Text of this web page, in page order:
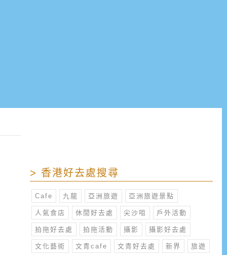
> 香港好去處搜尋
Cafe 九龍 亞洲旅遊 亞洲旅遊景點
人氣食店 休閒好去處 尖沙咀 戶外活動
拍拖好去處 拍拖活動 攝影 攝影好去處
文化藝術 文青cafe 文青好去處 新界 旅遊